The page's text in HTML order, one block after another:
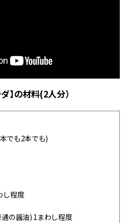
】の材料(2人分）
でも2本でも)
し程度
の醤油) 1まわし程度